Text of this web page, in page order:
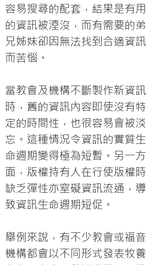
容易搜尋的配套，結果是有用
的資訊被湮沒，而有需要的弟
兄姊妹卻因無法找到合適資訊
而苦惱。
當教會及機構不斷製作新資訊
時，舊的資訊內容即使沒有特
定的時間性，也很容易會被淡
忘。這種情況令資訊的實質生
命週期變得極為短暫。另一方
面，版權持有人在行使版權時
缺乏彈性亦窒礙資訊流通，導
致資訊生命週期短促。
舉例來說，有不少教會或福音
機構都會以不同形式發表牧養